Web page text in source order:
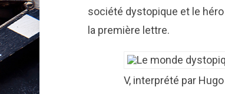
société dystopique et le
la première lettre.
V, interprété par